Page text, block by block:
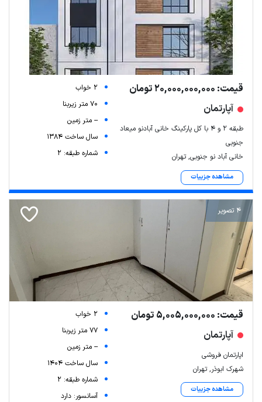
قیمت: 20,000,000,000 تومان
آپارتمان
طبقه ۲ و ۴ با کل پارکینگ خانی آبادنو میعاد
جنوبی
خانی آباد نو جنوبی, تهران
مشاهده جزییات
2 خواب
70 متر زیربنا
-- متر زمین
سال ساخت 1384
شماره طبقه: 2
4 تصویر
قیمت: 5,005,000,000 تومان
آپارتمان
اپارتمان فروشی
شهرک ابوذر, تهران
مشاهده جزییات
2 خواب
77 متر زیربنا
-- متر زمین
سال ساخت 1404
شماره طبقه: 2
آسانسور: دارد